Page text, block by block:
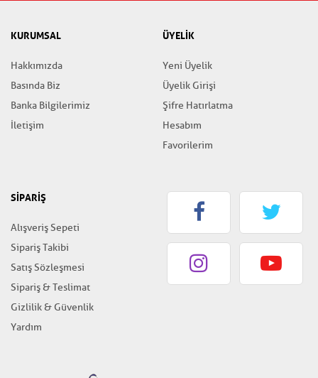
KURUMSAL
Hakkımızda
Basında Biz
Banka Bilgilerimiz
İletişim
ÜYELİK
Yeni Üyelik
Üyelik Girişi
Şifre Hatırlatma
Hesabım
Favorilerim
SİPARİŞ
Alışveriş Sepeti
Sipariş Takibi
Satış Sözleşmesi
Sipariş & Teslimat
Gizlilik & Güvenlik
Yardım